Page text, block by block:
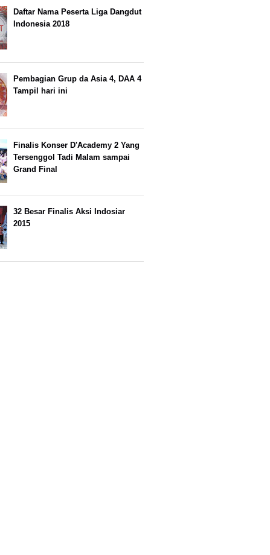
Daftar Nama Peserta Liga Dangdut
Indonesia 2018
Pembagian Grup da Asia 4, DAA 4
Tampil hari ini
Finalis Konser D'Academy 2 Yang
Tersenggol Tadi Malam sampai
Grand Final
32 Besar Finalis Aksi Indosiar
2015